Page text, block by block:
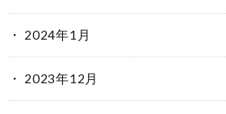
2024年1月
2023年12月